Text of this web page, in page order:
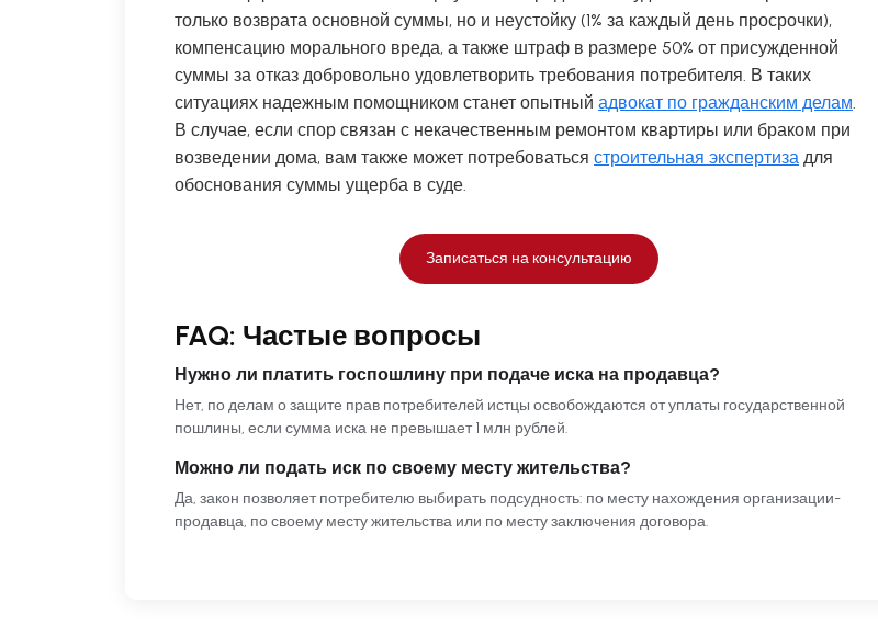
только возврата основной суммы, но и неустойку (1% за каждый день просрочки),
компенсацию морального вреда, а также штраф в размере 50% от присужденной
суммы за отказ добровольно удовлетворить требования потребителя. В таких
ситуациях надежным помощником станет опытный адвокат по гражданским делам.
В случае, если спор связан с некачественным ремонтом квартиры или браком при
возведении дома, вам также может потребоваться строительная экспертиза для
обоснования суммы ущерба в суде.
Записаться на консультацию
FAQ: Частые вопросы
Нужно ли платить госпошлину при подаче иска на продавца?
Нет, по делам о защите прав потребителей истцы освобождаются от уплаты государственной
пошлины, если сумма иска не превышает 1 млн рублей.
Можно ли подать иск по своему месту жительства?
Да, закон позволяет потребителю выбирать подсудность: по месту нахождения организации-
продавца, по своему месту жительства или по месту заключения договора.